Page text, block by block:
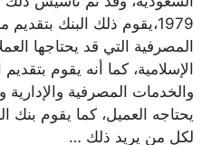
1979،يقوم ذلك البنك
المصرفية التي قد يحتاجها
الإسلامية، كما أنه يقوم
والخدمات المصرفية والإدارية
يحتاجه العميل، كما يقوم
لكل من يريد ذلك …